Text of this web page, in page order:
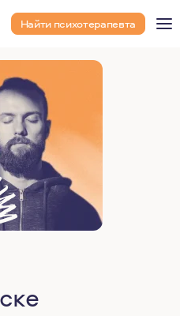
Найти психотерапевта